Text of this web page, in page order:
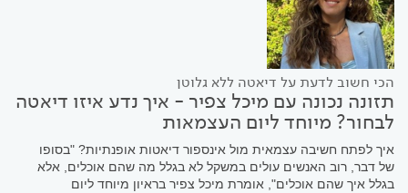
הכי חשוב לדעת על דיאטה ללא גלוטן
תזונה נכונה עם מיכל צפיר - איך נדע איזו דיאטה
לבחור? מיוחד ליום העצמאות
איך לפתח חשיבה עצמאית מול אינספור דיאטות אופנתיות? "בסופו
של דבר, רוב האנשים עולים במשקל לא בגלל מה שהם אוכלים, אלא
בגלל איך שהם אוכלים", אומרת מיכל צפיר בראיון מיוחד ליום